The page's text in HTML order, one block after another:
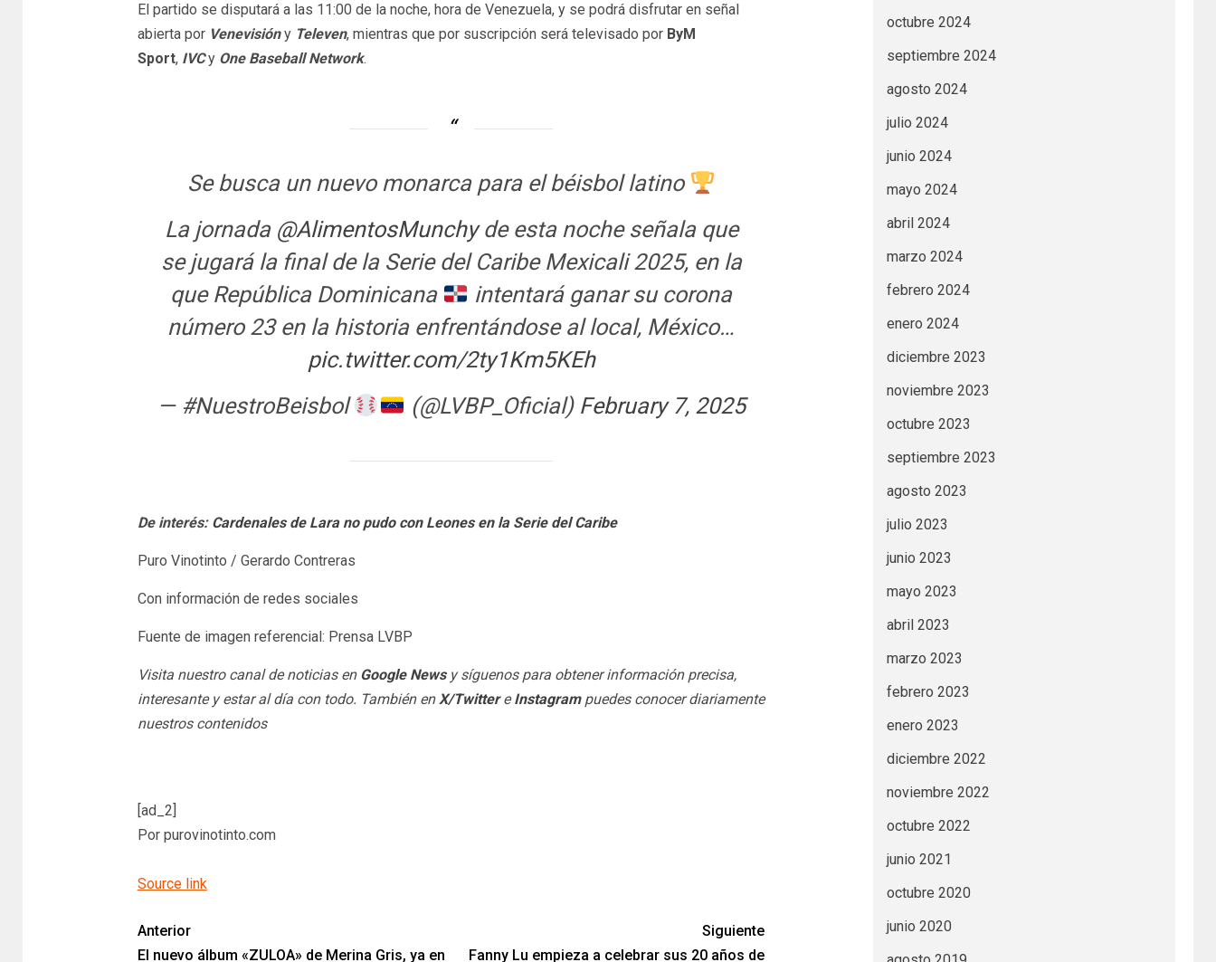
El partido se disputará a las 11:00 de la noche, hora de Venezuela, y se podrá disfrutar en señal
abierta porVenevisióny Televen, mientras que por suscripción será televisado porByM
Sport, IVCyOne Baseball Network.
Se busca un nuevo monarca para el béisbol latino
La jornada @AlimentosMunchyde esta noche señala que
se jugará la final de la Serie del Caribe Mexicali 2025, en la
que República Dominicana
intentará ganar su corona
número 23 en la historia enfrentándose al local, México…
pic.twitter.com/2ty1Km5KEh
— #NuestroBeisbol
(@LVBP_Oficial) February 7, 2025
De interés: Cardenales de Lara no pudo con Leones en la Serie del Caribe
Puro Vinotinto / Gerardo Contreras
Con información de redes sociales
Fuente de imagen referencial: Prensa LVBP
Visita nuestro canal de noticias en Google Newsy síguenos para obtener información precisa,
interesante y estar al día con todo. También en X/TwittereInstagrampuedes conocer diariamente
nuestros contenidos
[ad_2]
Por purovinotinto.com
Source link
Anterior
El nuevo álbum «ZULOA» de Merina Gris, ya en
Siguiente
Fanny Lu empieza a celebrar sus 20 años de
octubre 2024
septiembre 2024
agosto 2024
julio 2024
junio 2024
mayo 2024
abril 2024
marzo 2024
febrero 2024
enero 2024
diciembre 2023
noviembre 2023
octubre 2023
septiembre 2023
agosto 2023
julio 2023
junio 2023
mayo 2023
abril 2023
marzo 2023
febrero 2023
enero 2023
diciembre 2022
noviembre 2022
octubre 2022
junio 2021
octubre 2020
junio 2020